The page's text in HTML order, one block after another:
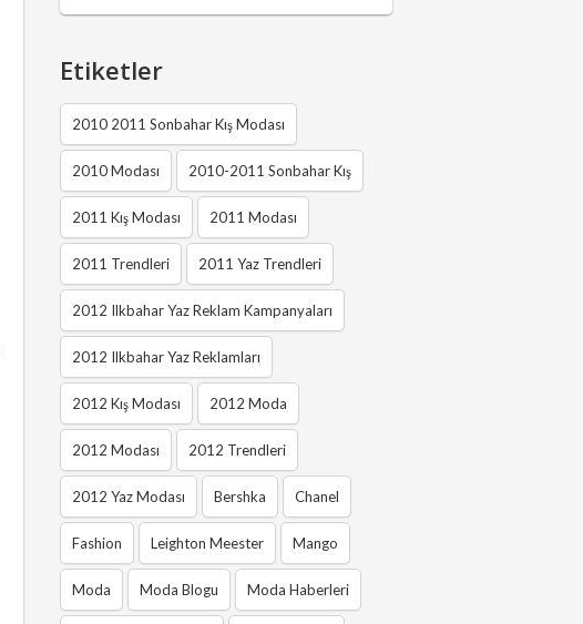
Etiketler
2010 2011 Sonbahar Kış Modası
2010 Modası 2010-2011 Sonbahar Kış
2011 Kış Modası 2011 Modası
2011 Trendleri 2011 Yaz Trendleri
2012 Ilkbahar Yaz Reklam Kampanyaları
2012 Ilkbahar Yaz Reklamları
2012 Kış Modası 2012 Moda
2012 Modası 2012 Trendleri
2012 Yaz Modası Bershka Chanel
Fashion Leighton Meester Mango
Moda Moda Blogu Moda Haberleri